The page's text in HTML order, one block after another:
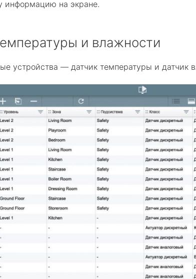
информацию на экране.
и влажности
устройства — датчик температуры и датчик